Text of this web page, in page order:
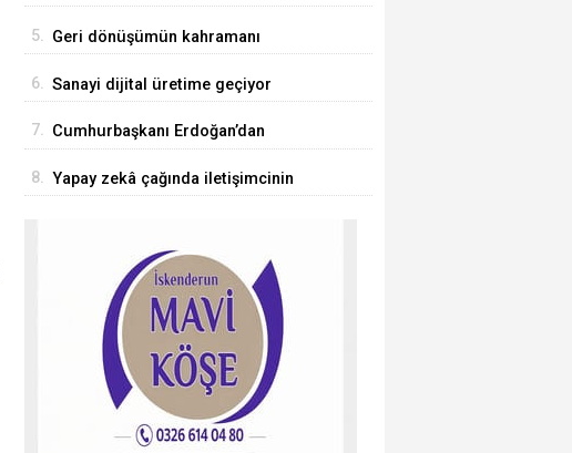
5. Geri dönüşümün kahramanı
6. Sanayi dijital üretime geçiyor
7. Cumhurbaşkanı Erdoğan’dan
8. Yapay zekâ çağında iletişimcinin